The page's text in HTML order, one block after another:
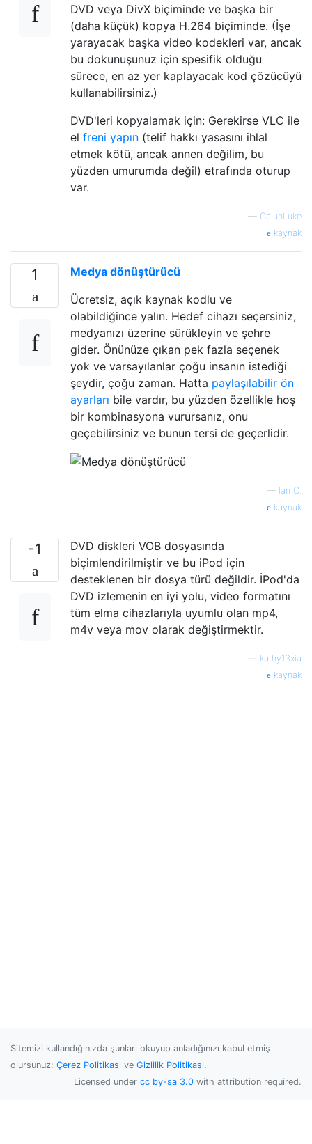
DVD veya DivX biçiminde ve başka bir
(daha küçük) kopya H.264 biçiminde. (İşe
yarayacak başka video kodekleri var, ancak
bu dokunuşunuz için spesifik olduğu
sürece, en az yer kaplayacak kod çözücüyü
kullanabilirsiniz.)
DVD'leri kopyalamak için: Gerekirse VLC ile
el freni yapın (telif hakkı yasasını ihlal
etmek kötü, ancak annen değilim, bu
yüzden umurumda değil) etrafında oturup
var.
— CajunLuke
kaynak
1
Medya dönüştürücü
Ücretsiz, açık kaynak kodlu ve
olabildiğince yalın. Hedef cihazı seçersiniz,
medyanızı üzerine sürükleyin ve şehre
gider. Önünüze çıkan pek fazla seçenek
yok ve varsayılanlar çoğu insanın istediği
şeydir, çoğu zaman. Hatta paylaşılabilir ön
ayarları bile vardır, bu yüzden özellikle hoş
bir kombinasyona vurursanız, onu
geçebilirsiniz ve bunun tersi de geçerlidir.
— Ian C.
kaynak
-1
DVD diskleri VOB dosyasında
biçimlendirilmiştir ve bu iPod için
desteklenen bir dosya türü değildir. İPod'da
DVD izlemenin en iyi yolu, video formatını
tüm elma cihazlarıyla uyumlu olan mp4,
m4v veya mov olarak değiştirmektir.
kathy13xia
kaynak
Sitemizi kullandığınızda şunları okuyup anladığınızı kabul etmiş
olursunuz: Çerez Politikası ve Gizlilik Politikası.
Licensed under cc by-sa 3.0 with attribution required.